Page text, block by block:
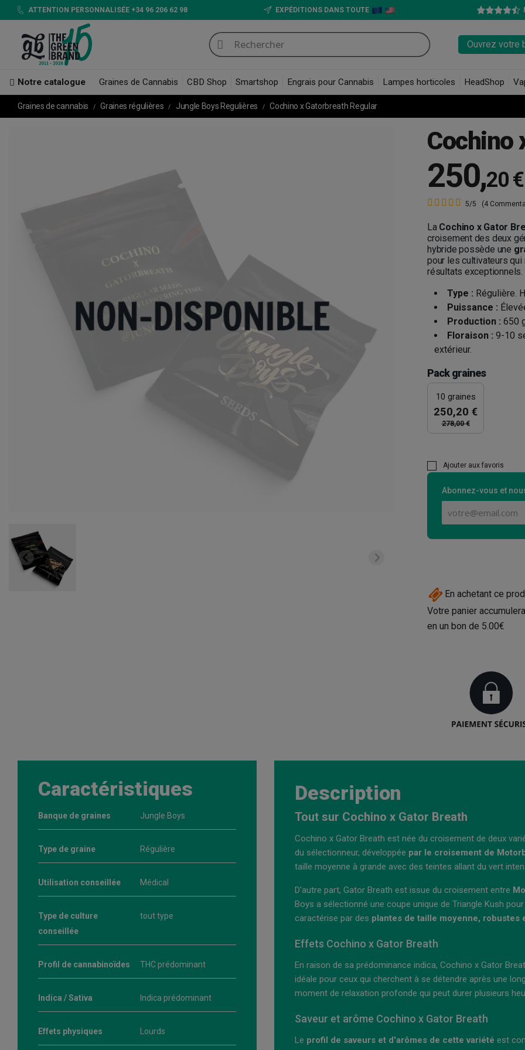
ATTENTION PERSONNALISÉE +34 96 206 62 98 EXPÉDITIONS DANS TOUTE
Ouvrez votre
Notre catalogue Graines de Cannabis CBD Shop Smartshop Engrais pour Cannabis Lampes horticoles HeadShop
Graines de cannabis Graines régulières Jungle Boys Regulières Cochino x Gatorbreath Regular
Cochino
250,20 €
5/5 (4
La Cochino x Gator
croisement des deux
hybride possède une
pour les cultivateurs
résultats exceptionnels.
Type : Régulière.
Puissance :
Production : 650
Floraison : 9-10
extérieur.
Pack graines
10 graines
250,20 €
278,00 €
Ajouter aux favoris
Abonnez-vous et
En achetant ce
Votre panier
en un bon de 5.00€
Caractéristiques
Banque de graines Jungle Boys
Type de graine Régulière
Utilisation conseillée Médical
Type de culture
conseillée
tout type
Profil de cannabinoïdes THC prédominant
Indica / Sativa Indica prédominant
Effets physiques Lourds
Description
Tout sur Cochino x Gator Breath
Cochino x Gator Breath est née du croisement de deux
du sélectionneur, développée par le croisement de
taille moyenne à grande avec des teintes allant du vert
D'autre part, Gator Breath est issue du croisement entre
Boys a sélectionné une coupe unique de Triangle Kush
caractérise par des plantes de taille moyenne,
Effets Cochino x Gator Breath
En raison de sa prédominance indica, Cochino x Gator
idéale pour ceux qui cherchent à se détendre après une
moment de relaxation profonde qui peut durer plusieurs
Saveur et arôme Cochino x Gator Breath
Le profil de saveurs et d'arômes de cette variété est